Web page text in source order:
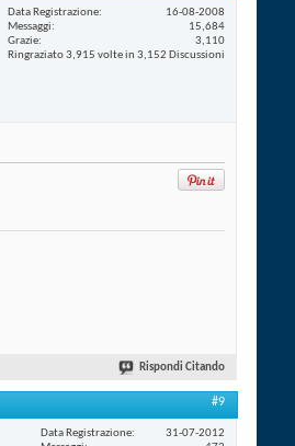
Data Registrazione
16-08-2008
Messaggi
15,684
Grazie
3,110
Ringraziato 3,915 volte in 3,152 Discussioni
Rispondi Citando
#9
Data Registrazione
31-07-2012